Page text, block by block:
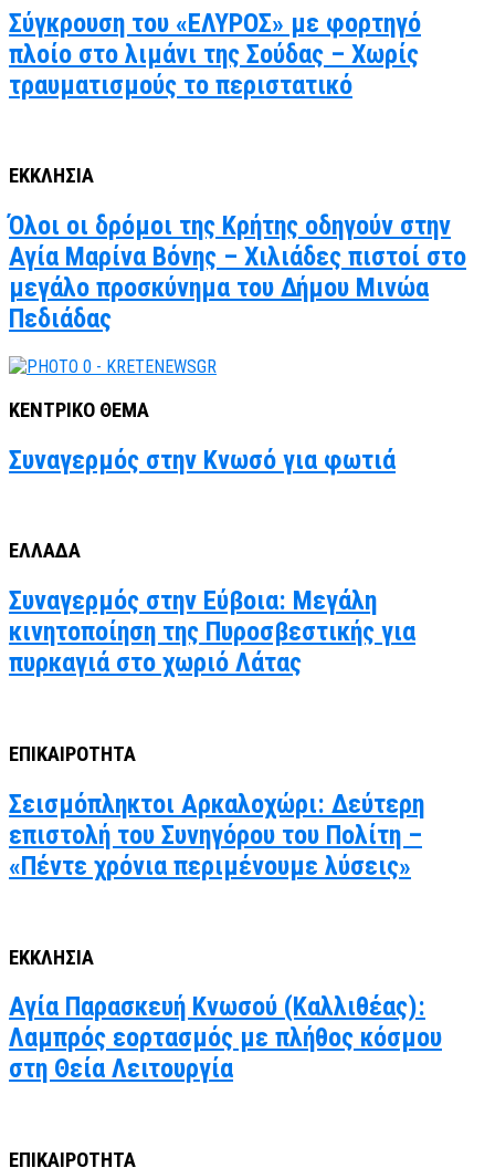
Σύγκρουση του «ΕΛΥΡΟΣ» με φορτηγό
πλοίο στο λιμάνι της Σούδας – Χωρίς
τραυματισμούς το περιστατικό
ΕΚΚΛΗΣΙΑ
Όλοι οι δρόμοι της Κρήτης οδηγούν στην
Αγία Μαρίνα Βόνης – Χιλιάδες πιστοί στο
μεγάλο προσκύνημα του Δήμου Μινώα
Πεδιάδας
ΚΕΝΤΡΙΚΟ ΘΕΜΑ
Συναγερμός στην Κνωσό για φωτιά
ΕΛΛΑΔΑ
Συναγερμός στην Εύβοια: Μεγάλη
κινητοποίηση της Πυροσβεστικής για
πυρκαγιά στο χωριό Λάτας
ΕΠΙΚΑΙΡΟΤΗΤΑ
Σεισμόπληκτοι Αρκαλοχώρι: Δεύτερη
επιστολή του Συνηγόρου του Πολίτη –
«Πέντε χρόνια περιμένουμε λύσεις»
ΕΚΚΛΗΣΙΑ
Αγία Παρασκευή Κνωσού (Καλλιθέας):
Λαμπρός εορτασμός με πλήθος κόσμου
στη Θεία Λειτουργία
ΕΠΙΚΑΙΡΟΤΗΤΑ